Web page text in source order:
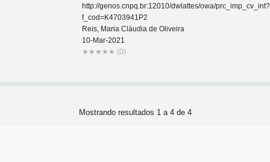
http://genos.cnpq.br:12010/dwlattes/owa/prc_imp_cv_int?
f_cod=K4703941P2
Reis, Maria Cláudia de Oliveira
10-Mar-2021
★ ★ ★ ★ ★ (0)
Mostrando resultados 1 a 4 de 4